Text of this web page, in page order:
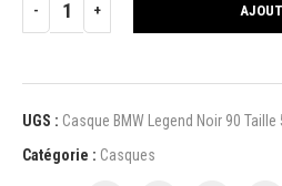
UGS : Casque BMW Legend Noir 90 Taille
Catégorie : Casques